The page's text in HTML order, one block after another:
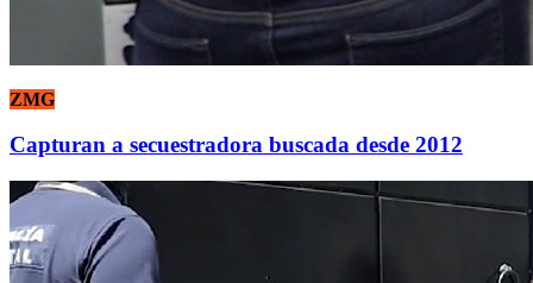
ZMG
Capturan a secuestradora buscada desde 2012